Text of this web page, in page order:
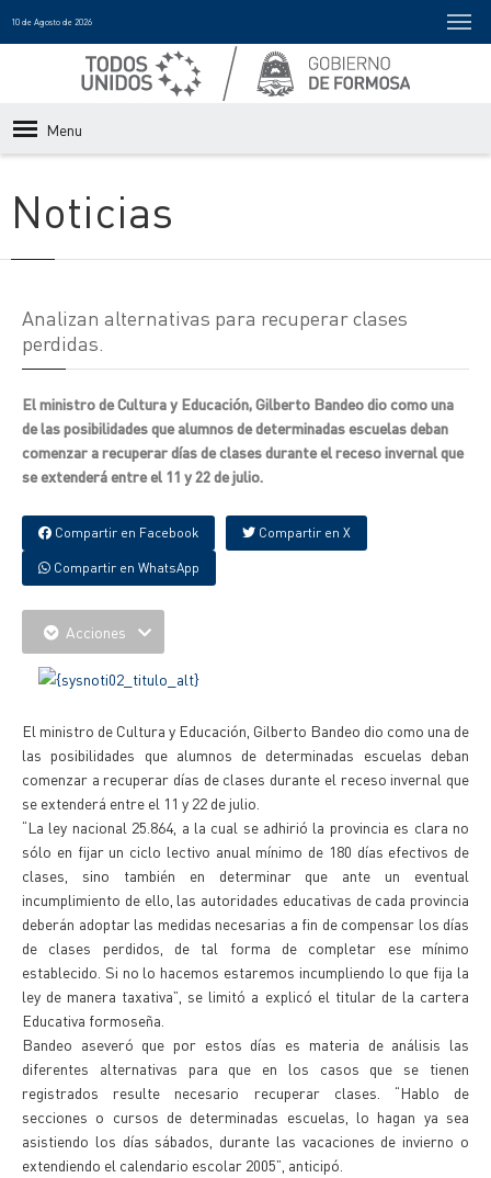
10 de Agosto de 2026
Menu
Noticias
Analizan alternativas para recuperar clases
perdidas.
El ministro de Cultura y Educación, Gilberto Bandeo dio como una
de las posibilidades que alumnos de determinadas escuelas deban
comenzar a recuperar días de clases durante el receso invernal que
se extenderá entre el 11 y 22 de julio.
Compartir en Facebook Compartir en X
Compartir en WhatsApp
Acciones
El ministro de Cultura y Educación, Gilberto Bandeo dio como una de
las posibilidades que alumnos de determinadas escuelas deban
comenzar a recuperar días de clases durante el receso invernal que
se extenderá entre el 11 y 22 de julio.
“La ley nacional 25.864, a la cual se adhirió la provincia es clara no
sólo en fijar un ciclo lectivo anual mínimo de 180 días efectivos de
clases, sino también en determinar que ante un eventual
incumplimiento de ello, las autoridades educativas de cada provincia
deberán adoptar las medidas necesarias a fin de compensar los días
de clases perdidos, de tal forma de completar ese mínimo
establecido. Si no lo hacemos estaremos incumpliendo lo que fija la
ley de manera taxativa”, se limitó a explicó el titular de la cartera
Educativa formoseña.
Bandeo aseveró que por estos días es materia de análisis las
diferentes alternativas para que en los casos que se tienen
registrados resulte necesario recuperar clases. “Hablo de
secciones o cursos de determinadas escuelas, lo hagan ya sea
asistiendo los días sábados, durante las vacaciones de invierno o
extendiendo el calendario escolar 2005”, anticipó.